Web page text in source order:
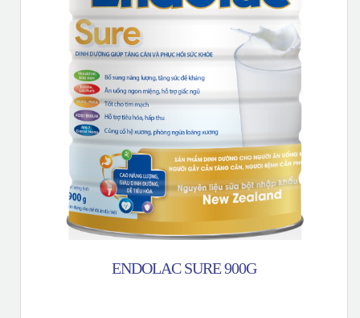
ENDOLAC SURE 900G